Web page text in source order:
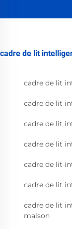
cadre de lit
cadre de lit
cadre de lit
cadre de lit
cadre de lit
cadre de lit
cadre de lit
cadre de lit
maison